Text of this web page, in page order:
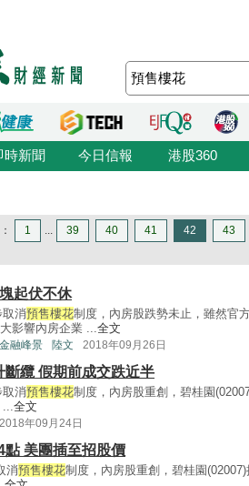
時新聞 今日信報 港股360
1 ... 39 40 41 42 43
起伏不休
消預售樓花制度，內房股跌勢未止，雖然官
影響內房企業 ...全文
金融峰景 陸文 2018年09月26日
斷纜 假期前成交跌近半
消預售樓花制度，內房股重創，碧桂園
...全文
2018年09月24日
點 美團插至招股價
消預售樓花制度，內房股重創，碧桂園